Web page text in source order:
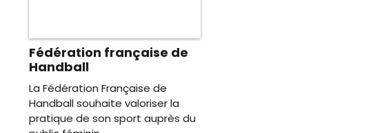
Fédération française de
Handball
La Fédération Française de
Handball souhaite valoriser la
pratique de son sport auprès du